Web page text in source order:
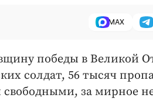
MAX
победы в Великой
солдат, 56 тысяч
за мирное